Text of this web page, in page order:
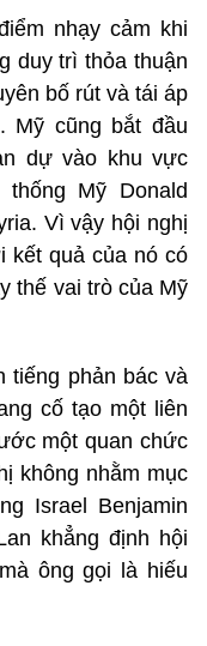
nhạy cảm khi
duy trì thỏa thuận
bố rút và tái áp
Mỹ cũng bắt đầu
dự vào khu vực
Mỹ Donald
Vì vậy hội nghị
kết quả của nó có
thế vai trò của Mỹ
tiếng phản bác và
cố tạo một liên
một quan chức
không nhằm mục
Israel Benjamin
khẳng định hội
ông gọi là hiếu